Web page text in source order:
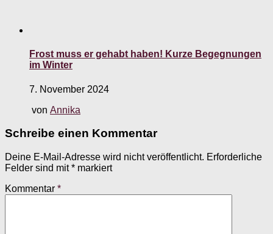
Frost muss er gehabt haben! Kurze Begegnungen
im Winter
7. November 2024
von Annika
Schreibe einen Kommentar
Deine E-Mail-Adresse wird nicht veröffentlicht. Erforderliche
Felder sind mit* markiert
Kommentar *